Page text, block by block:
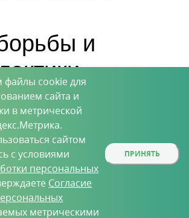
и
и вредителей может
вред урожаю текущего
привести к гибели дерева.
своевременно
меры по уходу за
и защите
cookie для
сайта и
в метрической
сайтом
с условиями
персональных
Согласие
метрическими
ПРИНЯТЬ